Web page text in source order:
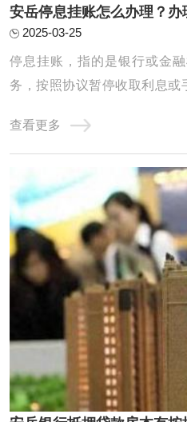
2025-03-25
停息挂账，指的是银行或金
务，按照协议暂停收取利息或
用于债务人遇到经济困难，暂
措施，目的是帮助债务人减轻
内恢复还款能力。停息挂账的
查看更多